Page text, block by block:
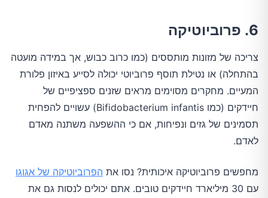
6. פרוביוטיקה
צריכה של מזונות מותססים (כמו כרוב כבוש, אך במידה מועטה
בהתחלה) או נטילת תוסף פרוביוטי יכולה לסייע באיזון פלורת
המעיים. מחקרים מסוימים מראים שזנים ספציפיים של
חיידקים (כמו Bifidobacterium infantis) עשויים להפחית
תסמינים של גזים ונפיחות, אם כי ההשפעה משתנה מאדם
לאדם.
מחפשים פרוביוטיקה איכותית? נסו את הפרוביוטיקה של אגוגו
עם 30 מיליארד חיידקים טובים. אתם יכולים לנסות גם את